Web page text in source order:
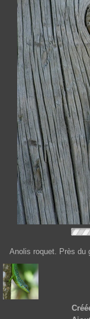
Anolis roquet. Près du